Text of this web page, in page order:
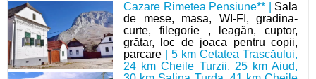
Cazare Rimetea Pensiune** | Sala
de mese, masa, WI-FI, gradina-
curte, filegorie , leagăn, cuptor,
grătar, loc de joaca pentru copii,
parcare | 5 km Cetatea Trascăului,
24 km Cheile Turzii, 25 km Aiud,